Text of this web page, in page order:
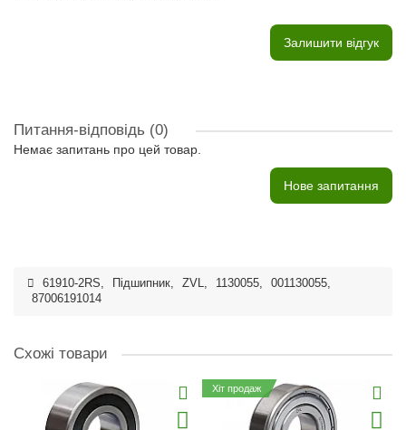
Залишити відгук
Питання-відповідь (0)
Немає запитань про цей товар.
Нове запитання
61910-2RS, Підшипник, ZVL, 1130055, 001130055,
87006191014
Схожі товари
Хіт продаж